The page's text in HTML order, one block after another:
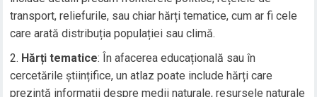
transport, reliefurile, sau chiar hărți tematice, cum ar fi cele
care arată distribuția populației sau climă.
Hărți tematice: În afacerea educațională sau în
cercetările științifice, un atlaz poate include hărți care
prezintă informații despre medii naturale, resursele naturale